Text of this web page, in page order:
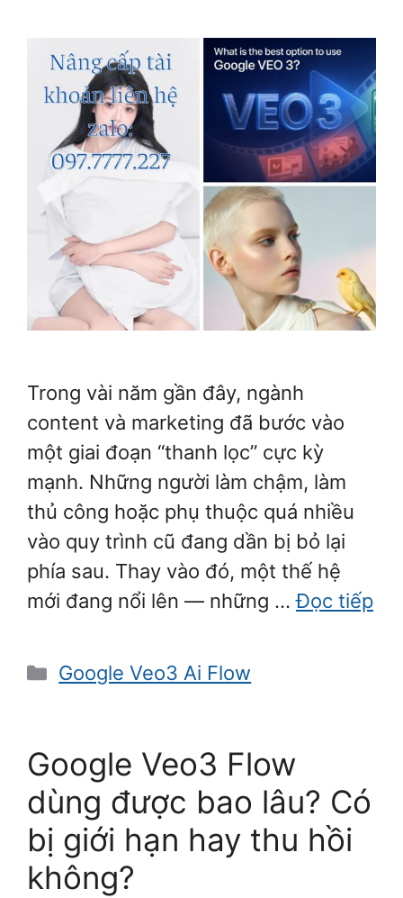
Trong vài năm gần đây, ngành
content và marketing đã bước vào
một giai đoạn “thanh lọc” cực kỳ
mạnh. Những người làm chậm, làm
thủ công hoặc phụ thuộc quá nhiều
vào quy trình cũ đang dần bị bỏ lại
phía sau. Thay vào đó, một thế hệ
mới đang nổi lên — những …Đọc tiếp
Danh
Google Veo3 Ai Flow
Google Veo3 Flow
dùng được bao lâu? Có
bị giới hạn hay thu hồi
không?